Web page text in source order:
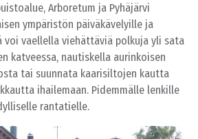
Arboretum ja Pyhäjärvi
ympäristön päiväkävelyille ja
voi vaellella viehättäviä polkuja yli sata
katveessa, nautiskella aurinkoisen
tai suunnata kaarisiltojen kautta
ihailemaan. Pidemmälle lenkille
rantatielle.